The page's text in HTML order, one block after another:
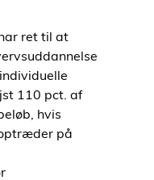
ret til at
110 pct. af
hvis
på